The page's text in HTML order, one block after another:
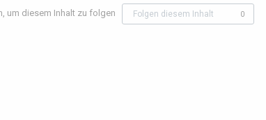
um diesem Inhalt zu folgen Folgen diesem Inhalt 0